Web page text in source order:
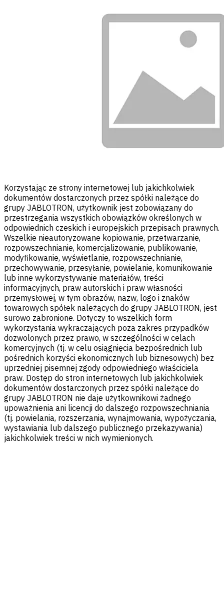
Korzystając ze strony internetowej lub jakichkolwiek
dokumentów dostarczonych przez spółki należące do
grupy JABLOTRON, użytkownik jest zobowiązany do
przestrzegania wszystkich obowiązków określonych w
odpowiednich czeskich i europejskich przepisach prawnych.
Wszelkie nieautoryzowane kopiowanie, przetwarzanie,
rozpowszechnianie, komercjalizowanie, publikowanie,
modyfikowanie, wyświetlanie, rozpowszechnianie,
przechowywanie, przesyłanie, powielanie, komunikowanie
lub inne wykorzystywanie materiałów, treści
informacyjnych, praw autorskich i praw własności
przemysłowej, w tym obrazów, nazw, logo i znaków
towarowych spółek należących do grupy JABLOTRON, jest
surowo zabronione. Dotyczy to wszelkich form
wykorzystania wykraczających poza zakres przypadków
dozwolonych przez prawo, w szczególności w celach
komercyjnych (tj. w celu osiągnięcia bezpośrednich lub
pośrednich korzyści ekonomicznych lub biznesowych) bez
uprzedniej pisemnej zgody odpowiedniego właściciela
praw. Dostęp do stron internetowych lub jakichkolwiek
dokumentów dostarczonych przez spółki należące do
grupy JABLOTRON nie daje użytkownikowi żadnego
upoważnienia ani licencji do dalszego rozpowszechniania
(tj. powielania, rozszerzania, wynajmowania, wypożyczania,
wystawiania lub dalszego publicznego przekazywania)
jakichkolwiek treści w nich wymienionych.